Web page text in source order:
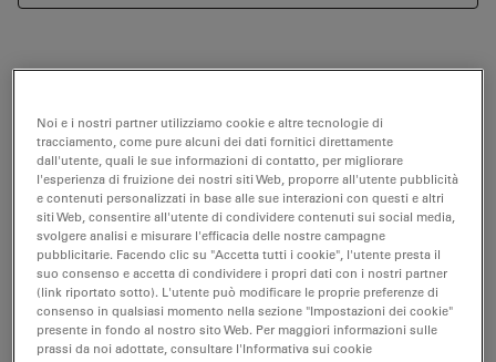
biologiche e dell'industrianecessitano di innovative
soluzioni di imaging. Produrre rapidamente immagini
di alta qualità a scopo di documentazione, valutazione
ed analisi rappresenta un fattore chiave per il successo.
Il sistema con fotocamera digitale Leica DFC480
produceimmagini con la massima fedeltà dei colori,
risoluzione e dettaglio. Anche in condizioni di scarsa
illuminazione, è possibile ottenere immagini perfette
grazie alle esclusive caratteristiche Leica, compreso
Noi e i nostri partner utilizziamo cookie e altre tecnologie di
tracciamento, come pure alcuni dei dati fornitici direttamente
dall'utente, quali le sue informazioni di contatto, per migliorare
l'esperienza di fruizione dei nostri siti Web, proporre all'utente pubblicità
e contenuti personalizzati in base alle sue interazioni con questi e altri
siti Web, consentire all'utente di condividere contenuti sui social media,
svolgere analisi e misurare l'efficacia delle nostre campagne
pubblicitarie. Facendo clic su "Accetta tutti i cookie", l'utente presta il
suo consenso e accetta di condividere i propri dati con i nostri partner
(link riportato sotto). L'utente può modificare le proprie preferenze di
consenso in qualsiasi momento nella sezione "Impostazioni dei cookie"
presente in fondo al nostro sito Web. Per maggiori informazioni sulle
prassi da noi adottate, consultare l'Informativa sui cookie